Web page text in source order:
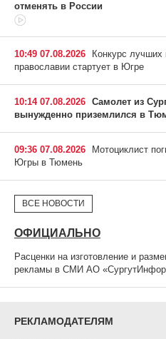
отменять в России
10:49 07.08.2026
Конкурс лучших
православии стартует в Югре
10:14 07.08.2026 Самолет из
вынужденно приземлился в
09:36 07.08.2026
Мотоциклист
Югры в Тюмень
ВСЕ НОВОСТИ
ОФИЦИАЛЬНО
Расценки на изготовление и
рекламы в СМИ АО
РЕКЛАМОДАТЕЛЯМ